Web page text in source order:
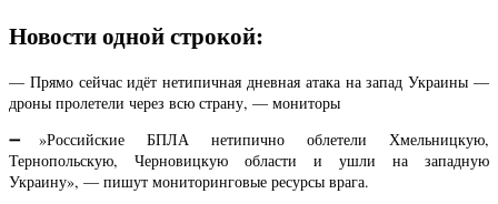
Новости одной строкой:
— Прямо сейчас идёт нетипичная дневная атака на запад Украины —
дроны пролетели через всю страну, — мониторы
➖»Российские БПЛА нетипично облетели Хмельницкую,
Тернопольскую, Черновицкую области и ушли на западную
Украину», — пишут мониторинговые ресурсы врага.